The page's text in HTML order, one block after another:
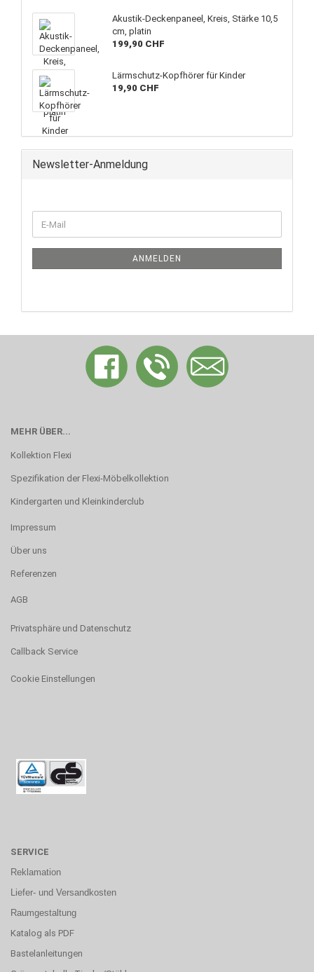
Akustik-Deckenpaneel, Kreis, Stärke 10,5
cm, platin
199,90 CHF
Lärmschutz-Kopfhörer für Kinder
19,90 CHF
Newsletter-Anmeldung
ZUR
E-
Mail
ANMELDEN
MEHR ÜBER...
Kollektion Flexi
Spezifikation der Flexi-Möbelkollektion
Kindergarten und Kleinkinderclub
Impressum
Über uns
Referenzen
AGB
Privatsphäre und Datenschutz
Callback Service
Cookie Einstellungen
SERVICE
Reklamation
Liefer- und Versandkosten
Raumgestaltung
Katalog als PDF
Bastelanleitungen